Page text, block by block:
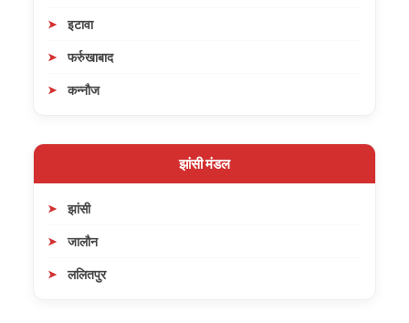
इटावा
फर्रुखाबाद
कन्नौज
झांसी मंडल
झांसी
जालौन
ललितपुर